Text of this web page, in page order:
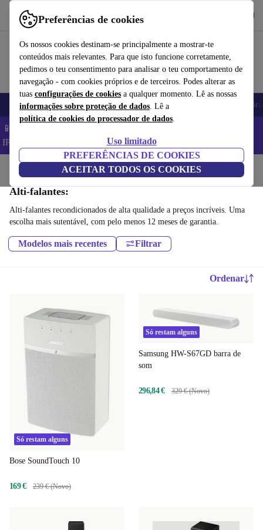
Preferências de cookies
Os nossos cookies destinam-se principalmente a mostrar-te
conteúdos mais relevantes. Para que isto funcione corretamente,
pedimos o teu consentimento para analisar o teu comportamento de
navegação - com cookies próprios e de terceiros. Podes alterar as
tuas configurações de cookies a qualquer momento. Lê as nossas
informações sobre proteção de dados. Lê a
política de cookies do processador de dados.
Uso limitado
PREFERÊNCIAS DE COOKIES
ACEITAR TODOS OS COOKIES
Use o refurbed de forma rápida e fácil
Telemóveis Computadores Portáteis Tablets
📱 Poupa 5% EXTRA em todos os iPhones – Código:
IPHONEDEAL –
Início Áudio
Alti-falantes:
Alti-falantes recondicionados de alta qualidade a preços incríveis. Uma
escolha mais sutentável, com pelo menos 12 meses de garantia.
Modelos mais recentes Filtrar
Ordenar
Só restam alguns
Bose SoundTouch 10
169 € 239 € (Novo)
Só restam alguns
Samsung HW-S67GD barra de
som
296,84 € 329 € (Novo)